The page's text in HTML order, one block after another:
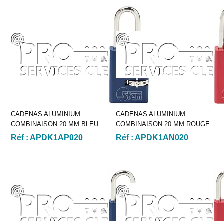
CADENAS ALUMINIUM
COMBINAISON 20 MM BLEU
Réf :APDK1AP020
CADENAS ALUMINIUM
COMBINAISON 20 MM ROUGE
Réf : APDK1AN020